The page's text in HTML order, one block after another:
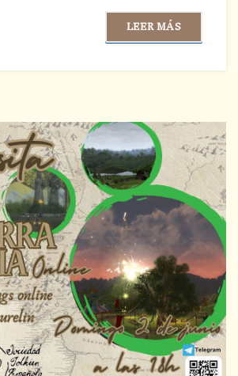
LEER MÁS